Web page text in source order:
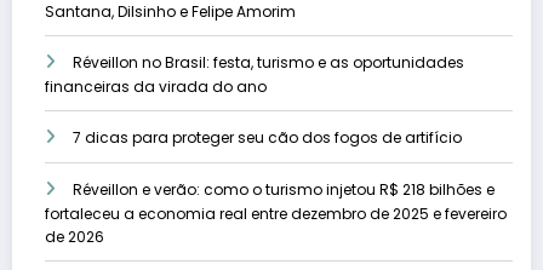
Santana, Dilsinho e Felipe Amorim
Réveillon no Brasil: festa, turismo e as oportunidades
financeiras da virada do ano
7 dicas para proteger seu cão dos fogos de artifício
Réveillon e verão: como o turismo injetou R$ 218 bilhões e
fortaleceu a economia real entre dezembro de 2025 e fevereiro
de 2026